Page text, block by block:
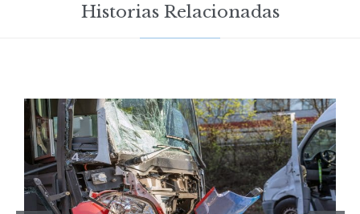
Historias Relacionadas